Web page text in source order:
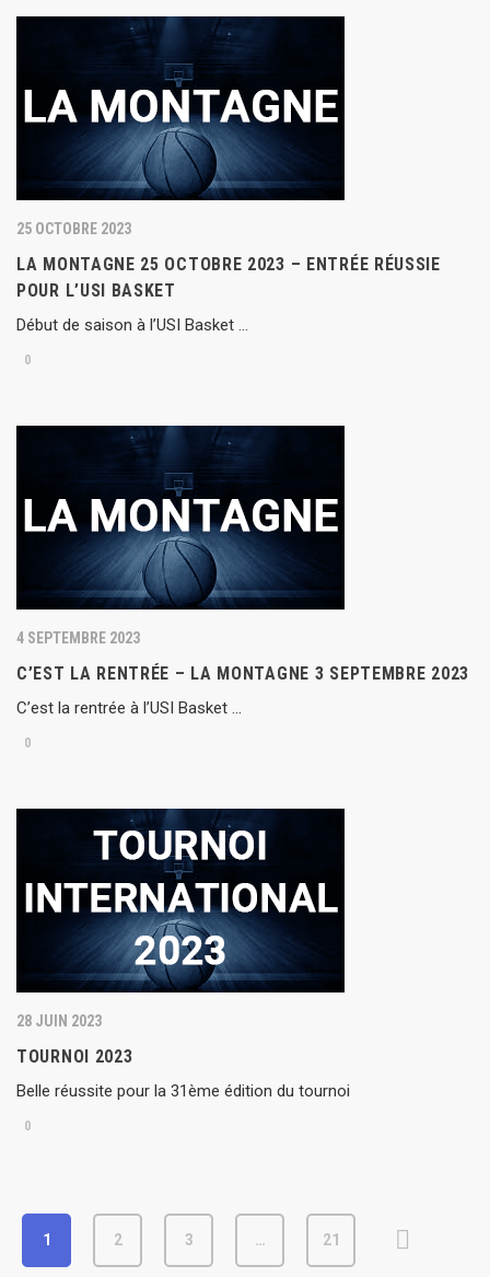
25 OCTOBRE 2023
LA MONTAGNE 25 OCTOBRE 2023 – ENTRÉE RÉUSSIE
POUR L’USI BASKET
Début de saison à l’USI Basket …
0
4 SEPTEMBRE 2023
C’EST LA RENTRÉE – LA MONTAGNE 3 SEPTEMBRE 2023
C’est la rentrée à l’USI Basket …
0
28 JUIN 2023
TOURNOI 2023
Belle réussite pour la 31ème édition du tournoi
0
1 2 3 … 21